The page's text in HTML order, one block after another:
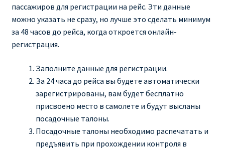
пассажиров для регистрации на рейс. Эти данные
можно указать не сразу, но лучше это сделать минимум
за 48 часов до рейса, когда откроется онлайн-
регистрация.
Заполните данные для регистрации.
За 24 часа до рейса вы будете автоматически
зарегистрированы, вам будет бесплатно
присвоено место в самолете и будут высланы
посадочные талоны.
Посадочные талоны необходимо распечатать и
предъявить при прохождении контроля в